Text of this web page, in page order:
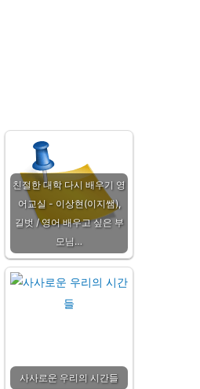
친절한 대학 다시 배우기 영
어교실 - 이상현(이지쌤),
길벗 / 영어 배우고 싶은 부
모님…
사사로운 우리의 시간들